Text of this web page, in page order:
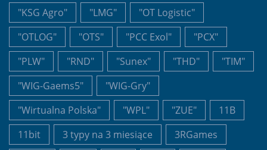
"KSG Agro"
"LMG"
"OT Logistic"
"OTLOG"
"OTS" "PCC Exol"
"PCX"
"PLW"
"RND" "Sunex" "THD"
"TIM"
"WIG-Gaems5"
"WIG-Gry"
"Wirtualna Polska"
"WPL" "ZUE"
11B
11bit
3 typy na 3 miesiące
3RGames